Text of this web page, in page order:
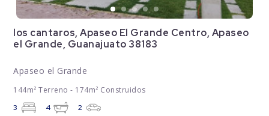
los cantaros, Apaseo El Grande Centro, Apaseo
el Grande, Guanajuato 38183
Apaseo el Grande
144m² Terreno - 174m² Construidos
3 4 2